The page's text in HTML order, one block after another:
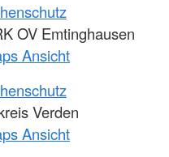
OV Emtinghausen
Ansicht
Verden
Ansicht